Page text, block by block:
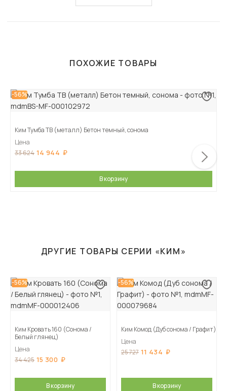
ПОХОЖИЕ ТОВАРЫ
-56%
Ким Тумба ТВ (металл) Бетон темный, сонома
Цена
33 624 14 944
В корзину
ДРУГИЕ ТОВАРЫ СЕРИИ «КИМ»
-56%
Ким Кровать 160 (Сонома /
Белый глянец)
Цена
34 425 15 300
В корзину
-56%
Ким Комод (Дуб сонома / Графит)
Цена
25 727 11 434
В корзину